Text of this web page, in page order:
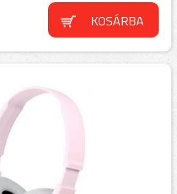
KOSÁRBA